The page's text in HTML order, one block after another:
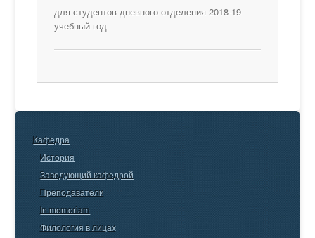
для студентов дневного отделения 2018-19
учебный год
Кафедра
История
Заведующий кафедрой
Преподаватели
In memoriam
Филология в лицах